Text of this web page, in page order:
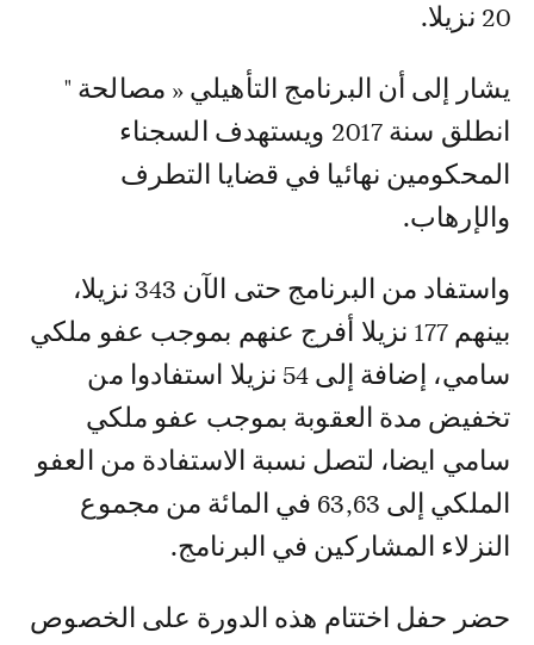
20 نزيلا.
يشار إلى أن البرنامج التأهيلي « مصالحة "
انطلق سنة 2017 ويستهدف السجناء
المحكومين نهائيا في قضايا التطرف
والإرهاب.
واستفاد من البرنامج حتى الآن 343 نزيلا،
بينهم 177 نزيلا أفرج عنهم بموجب عفو ملكي
سامي، إضافة إلى 54 نزيلا استفادوا من
تخفيض مدة العقوبة بموجب عفو ملكي
سامي ايضا، لتصل نسبة الاستفادة من العفو
الملكي إلى 63,63 في المائة من مجموع
النزلاء المشاركين في البرنامج.
حضر حفل اختتام هذه الدورة على الخصوص